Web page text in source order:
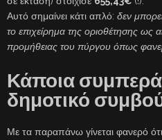
Αυτό σημαίνει κάτι απλό: δεν
το επιχείρημα της οριοθέτησης ως
προμήθειας του πύργου όπως
Κάποια
δημοτικό
Με τα παραπάνω γίνεται φανερό